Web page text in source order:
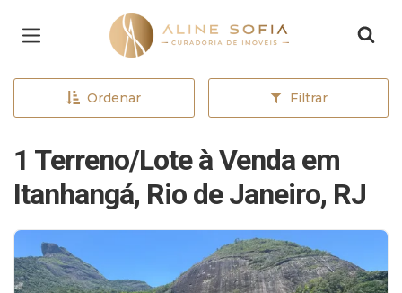
Página inicial
Ordenar Filtrar
1 Terreno/Lote à Venda em
Itanhangá, Rio de Janeiro, RJ